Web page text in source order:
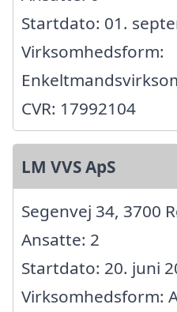
Startdato: 01.
Virksomhedsform:
CVR: 17992104
LM VVS ApS
Segenvej 34, 3700
Ansatte: 2
Startdato: 20. juni
Virksomhedsform: